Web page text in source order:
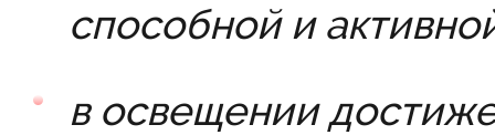
способной и
в освещении